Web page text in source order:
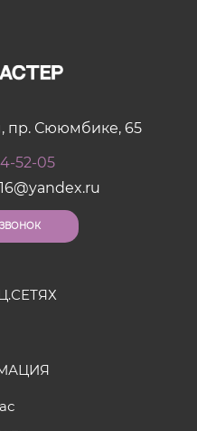
пр. Сююмбике, 65
52-05
ЗВОНОК